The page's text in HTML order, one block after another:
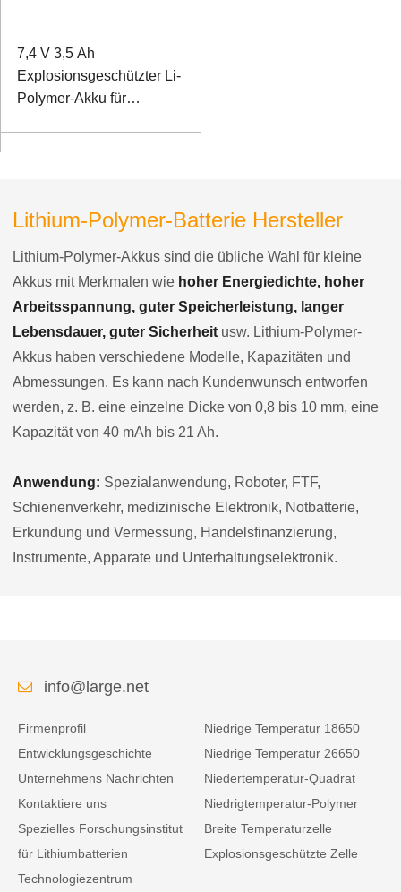
7,4 V 3,5 Ah
Explosionsgeschützter Li-
Polymer-Akku für
Lithium-Polymer-Batterie Hersteller
Lithium-Polymer-Akkus sind die übliche Wahl für kleine
Akkus mit Merkmalen wie hoher Energiedichte, hoher
Arbeitsspannung, guter Speicherleistung, langer
Lebensdauer, guter Sicherheit usw. Lithium-Polymer-
Akkus haben verschiedene Modelle, Kapazitäten und
Abmessungen. Es kann nach Kundenwunsch entworfen
werden, z. B. eine einzelne Dicke von 0,8 bis 10 mm, eine
Kapazität von 40 mAh bis 21 Ah.
Anwendung: Spezialanwendung, Roboter, FTF,
Schienenverkehr, medizinische Elektronik, Notbatterie,
Erkundung und Vermessung, Handelsfinanzierung,
Instrumente, Apparate und Unterhaltungselektronik.
info@large.net
Firmenprofil
Entwicklungsgeschichte
Unternehmens Nachrichten
Kontaktiere uns
Spezielles Forschungsinstitut
für Lithiumbatterien
Technologiezentrum
Niedrige Temperatur 18650
Niedrige Temperatur 26650
Niedertemperatur-Quadrat
Niedrigtemperatur-Polymer
Breite Temperaturzelle
Explosionsgeschützte Zelle